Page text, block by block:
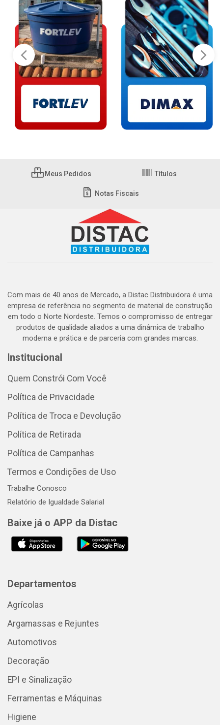
Meus Pedidos Títulos
Notas Fiscais
Com mais de 40 anos de Mercado, a Distac Distribuidora é uma
empresa de referência no segmento de material de construção
em todo o Norte Nordeste. Temos o compromisso de entregar
produtos de qualidade aliados a uma dinâmica de trabalho
moderna e prática e de parceria com grandes marcas.
Institucional
Quem Constrói Com Você
Política de Privacidade
Política de Troca e Devolução
Política de Retirada
Política de Campanhas
Termos e Condições de Uso
Trabalhe Conosco
Relatório de Igualdade Salarial
Baixe já o APP da Distac
Departamentos
Agrícolas
Argamassas e Rejuntes
Automotivos
Decoração
EPI e Sinalização
Ferramentas e Máquinas
Higiene